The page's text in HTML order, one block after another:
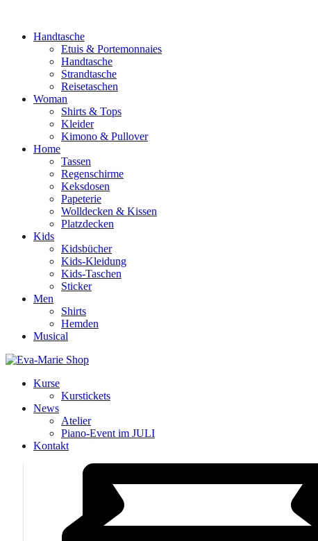
Handtasche
Etuis & Portemonnaies
Handtasche
Strandtasche
Reisetaschen
Woman
Shirts & Tops
Kleider
Kimono & Pullover
Home
Tassen
Regenschirme
Keksdosen
Papeterie
Wolldecken & Kissen
Platzdecken
Kids
Kidsbücher
Kids-Kleidung
Kids-Taschen
Sticker
Men
Shirts
Hemden
Musical
Kurse
Kurstickets
News
Atelier
Piano-Event im JULI
Kontakt